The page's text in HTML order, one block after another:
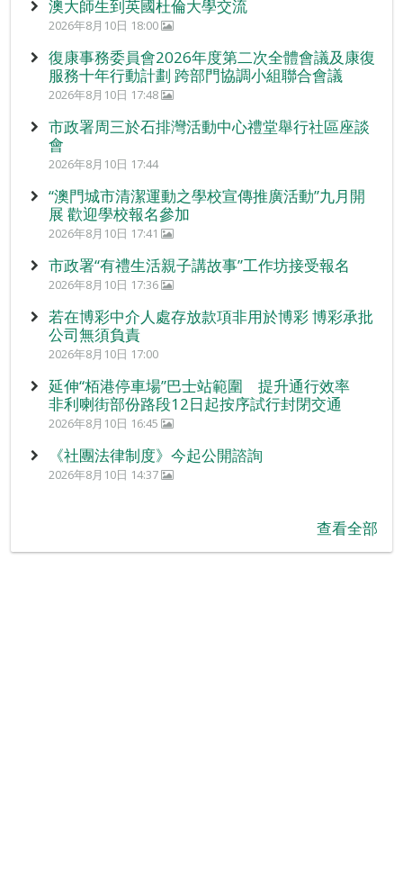
澳大師生到英國杜倫大學交流
2026年8月10日 18:00
復康事務委員會2026年度第二次全體會議及康復
服務十年行動計劃 跨部門協調小組聯合會議
2026年8月10日 17:48
市政署周三於石排灣活動中心禮堂舉行社區座談
會
2026年8月10日 17:44
“澳門城市清潔運動之學校宣傳推廣活動”九月開
展 歡迎學校報名參加
2026年8月10日 17:41
市政署“有禮生活親子講故事”工作坊接受報名
2026年8月10日 17:36
若在博彩中介人處存放款項非用於博彩 博彩承批
公司無須負責
2026年8月10日 17:00
延伸“栢港停車場”巴士站範圍 提升通行效率
非利喇街部份路段12日起按序試行封閉交通
2026年8月10日 16:45
《社團法律制度》今起公開諮詢
2026年8月10日 14:37
查看全部